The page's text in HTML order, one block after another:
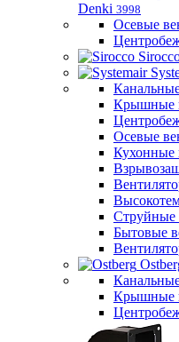
Denki 3998
Осевые
Крышные
Осевые
Кухонные
Струйные
Бытовые
Крышные